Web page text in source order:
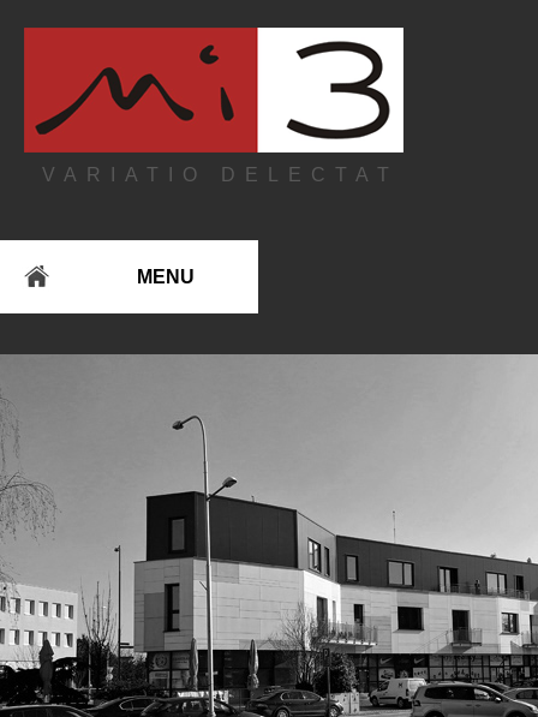
VARIATIO DELECTAT
MENU